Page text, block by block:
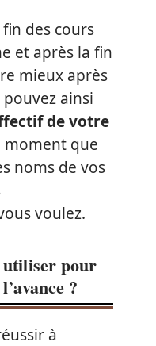
fin des cours
et après la fin
mieux après
ainsi
de votre
moment que
noms de vos
voulez.
utiliser pour
?
à